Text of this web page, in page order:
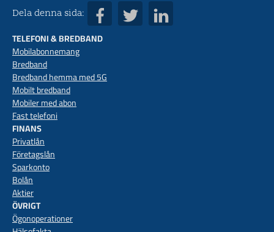
Dela denna sida:
TELEFONI & BREDBAND
Mobilabonnemang
Bredband
Bredband hemma med 5G
Mobilt bredband
Mobiler med abon
Fast telefoni
FINANS
Privatlån
Företagslån
Sparkonto
Bolån
Aktier
ÖVRIGT
Ögonoperationer